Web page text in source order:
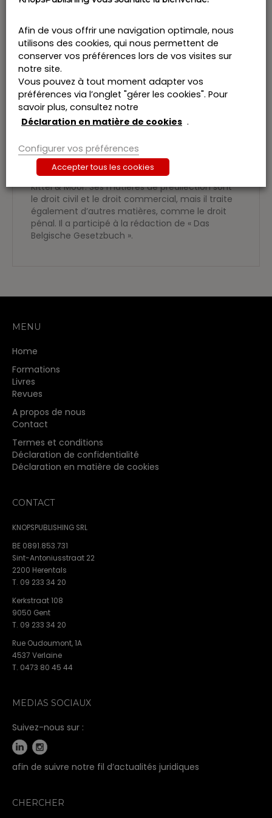
que vous disposez toujours de la législation en
Consultez également :
Constitution belge
Code des douanes communautaire
Code judiciaire
Droits d’enregistrement (Région wallonne, Région
de Bruxelles-Capitale et Région flamande)
Droit pénal
Droits de succession (Région wallonne, Région de
MaîtreAxel KITTELa obtenu son diplôme de
licencié en droit à l’Université de Liège. Il est
avocat au barreau d’Eupen au sein du cabinet
Kittel & Moor. Ses matières de prédilection sont
le droit civil et le droit commercial, mais il traite
également d’autres matières, comme le droit
pénal. Il a participé à la rédaction de « Das
Belgische Gesetzbuch ».
MENU
Home
Formations
Livres
Revues
A propos de nous
Contact
Termes et conditions
Déclaration de confidentialité
Déclaration en matière de cookies
CONTACT
KNOPSPUBLISHING SRL
BE 0891.853.731
Sint-Antoniusstraat 22
2200 Herentals
T. 09 233 34 20
Kerkstraat 108
9050 Gent
T. 09 233 34 20
Rue Oudoumont, 1A
4537 Verlaine
T. 0473 80 45 44
MEDIAS SOCIAUX
Suivez-nous sur :
afin de suivre notre fil d’actualités juridiques
CHERCHER
Afin de vous offrir une navigation optimale, nous
utilisons des cookies, qui nous permettent de
conserver vos préférences lors de vos visites sur
notre site.
Vous pouvez à tout moment adapter vos
préférences via l’onglet "gérer les cookies". Pour
savoir plus, consultez notre
Déclaration en matière de cookies .
Configurer vos préférences
Accepter tous les cookies